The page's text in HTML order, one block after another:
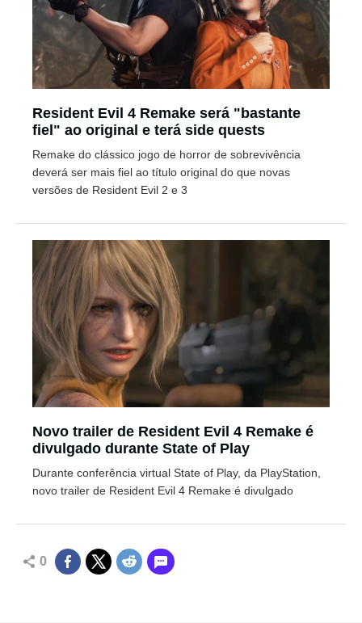
Resident Evil 4 Remake será "bastante
fiel" ao original e terá side quests
Remake do clássico jogo de horror de sobrevivência
deverá ser mais fiel ao título original do que novas
versões de Resident Evil 2 e 3
Novo trailer de Resident Evil 4 Remake é
divulgado durante State of Play
Durante conferência virtual State of Play, da PlayStation,
novo trailer de Resident Evil 4 Remake é divulgado
0